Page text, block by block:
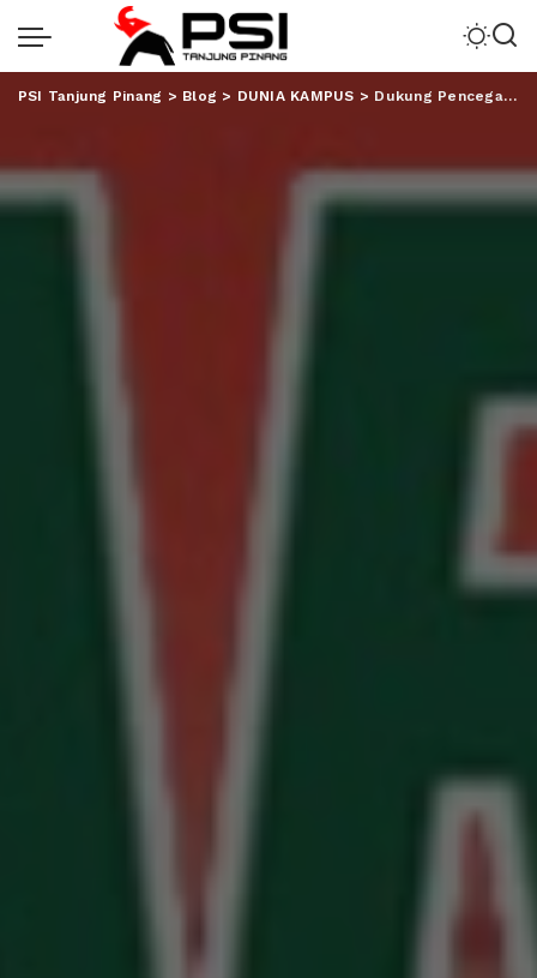
PSI Tanjung Pinang > Blog > DUNIA KAMPUS > Dukung Pencegahan Stunting, Unila BKKBN Bangun Kerjasama